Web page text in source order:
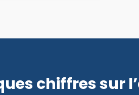
chiffres sur